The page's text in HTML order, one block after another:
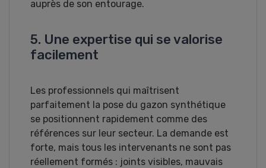
auprès de son entourage.
5. Une expertise qui se valorise
facilement
Les professionnels qui maîtrisent
parfaitement la pose du gazon synthétique
se positionnent rapidement comme des
références sur leur secteur. La demande est
forte, mais tous les intervenants ne sont pas
réellement formés : joints visibles, mauvais